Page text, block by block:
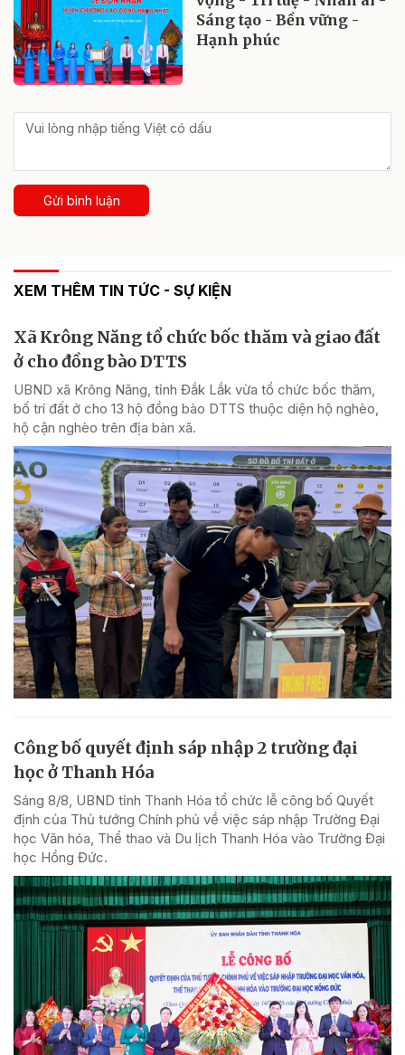
Sáng tạo - Bền vững -
Hạnh phúc
Gửi bình luận
XEM THÊM TIN TỨC - SỰ KIỆN
Xã Krông Năng tổ chức bốc thăm và giao đất
ở cho đồng bào DTTS
UBND xã Krông Năng, tỉnh Đắk Lắk vừa tổ chức bốc thăm,
bố trí đất ở cho 13 hộ đồng bào DTTS thuộc diện hộ nghèo,
hộ cận nghèo trên địa bàn xã.
Công bố quyết định sáp nhập 2 trường đại
học ở Thanh Hóa
Sáng 8/8, UBND tỉnh Thanh Hóa tổ chức lễ công bố Quyết
định của Thủ tướng Chính phủ về việc sáp nhập Trường Đại
học Văn hóa, Thể thao và Du lịch Thanh Hóa vào Trường Đại
học Hồng Đức.